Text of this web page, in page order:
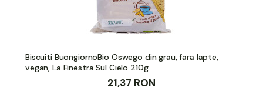
Biscuiti BuongiornoBio Oswego din grau, fara lapte,
vegan, La Finestra Sul Cielo 210g
21,37 RON